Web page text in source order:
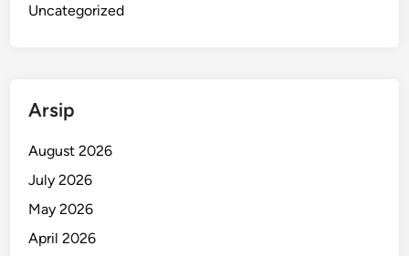
Uncategorized
Arsip
August 2026
July 2026
May 2026
April 2026